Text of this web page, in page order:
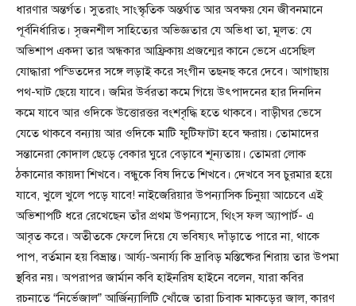
ধারণার অন্তর্গত। সুতরাং সাংস্কৃতিক অন্তর্ঘাত আর অবক্ষয় যেন জীবনমানে
পূর্বনির্ধারিত। সৃজনশীল সাহিত্যের অভিজ্ঞতার যে অভিধা তা, মূলত: যে
অভিশাপ একদা তার অন্ধকার আফ্রিকায় প্রজন্মের কানে ভেসে এসেছিল
যোদ্ধারা পন্ডিতদের সঙ্গে লড়াই করে সংগীন তছনছ করে দেবে। আগাছায়
পথ-ঘাট ছেয়ে যাবে। জমির উর্বরতা কমে গিয়ে উৎপাদনের হার দিনদিন
কমে যাবে আর ওদিকে উত্তোরত্তর বংশবৃদ্ধি হতে থাকবে। বাড়ীঘর ভেসে
যেতে থাকবে বন্যায় আর ওদিকে মাটি ফুটিফাটা হবে ক্ষরায়। তোমাদের
সন্তানেরা কোদাল ছেড়ে বেকার ঘুরে বেড়াবে শূন্যতায়। তোমরা লোক
ঠকানোর কায়দা শিখবে। বন্ধুকে বিষ দিতে শিখবে। দেখবে সব চুরমার হয়ে
যাবে, খুলে খুলে পড়ে যাবে! নাইজেরিয়ার উপন্যাসিক চিনুয়া আচেবে এই
অভিশাপটি ধরে রেখেছেন তাঁর প্রথম উপন্যাসে, থিংস ফল অ্যাপার্ট- এ
আবৃত করে। অতীতকে ফেলে দিয়ে যে ভবিষ্যৎ দাঁড়াতে পারে না, থাকে
পাপ, বর্তমান হয় বিভ্রান্ত। আর্য্য-অনার্য্য কি দ্রাবিড় মস্তিষ্কের শিরায় তার উপমা
স্থবির নয়। অপরাপর জার্মান কবি হাইনরিষ হাইনে বলেন, যারা কবির
রচনাতে “নির্ভেজাল” আর্জিন্যালিটি খোঁজে তারা চিবাক মাকড়ের জাল, কারণ